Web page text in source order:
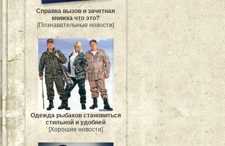
Справка вызов и зачетная
книжка что это?
[Познавательные новости]
Одежда рыбаков становиться
стильной и удобней
[Хорошие новости]